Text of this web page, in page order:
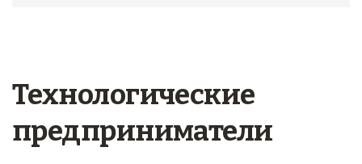
Технологические
предприниматели